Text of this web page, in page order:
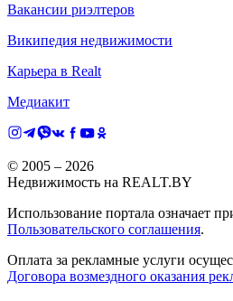
Вакансии риэлтеров
Википедия недвижимости
Карьера в Realt
Медиакит
© 2005 – 2026
Недвижимость на REALT.BY
Использование портала означает
Пользовательского соглашения.
Оплата за рекламные услуги
Договора возмездного оказания